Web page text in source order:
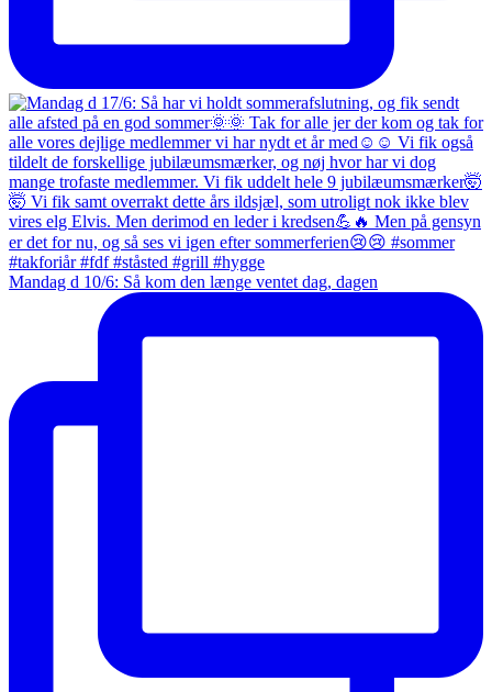
Mandag d 10/6: Så kom den længe ventet dag, dagen